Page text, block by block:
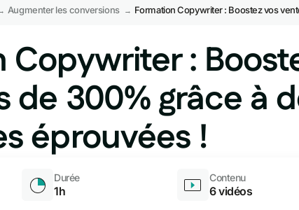
et outils d'automatisation
& contenu
visuelle et éditoriale
en social média
Closing et setting
Vente de produits
Gestion de projet
Augmenter les conversions → Formation Copywriter : Boostez vos
Copywriter :
de 300% grâce à
éprouvées !
Durée
1h
Contenu
6 vidéos